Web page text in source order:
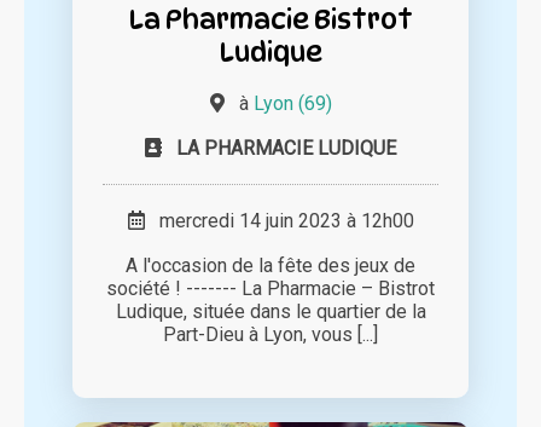
La Pharmacie Bistrot
Ludique
à Lyon (69)
LA PHARMACIE LUDIQUE
mercredi 14 juin 2023 à 12h00
A l'occasion de la fête des jeux de
société ! ------- La Pharmacie – Bistrot
Ludique, située dans le quartier de la
Part-Dieu à Lyon, vous [...]